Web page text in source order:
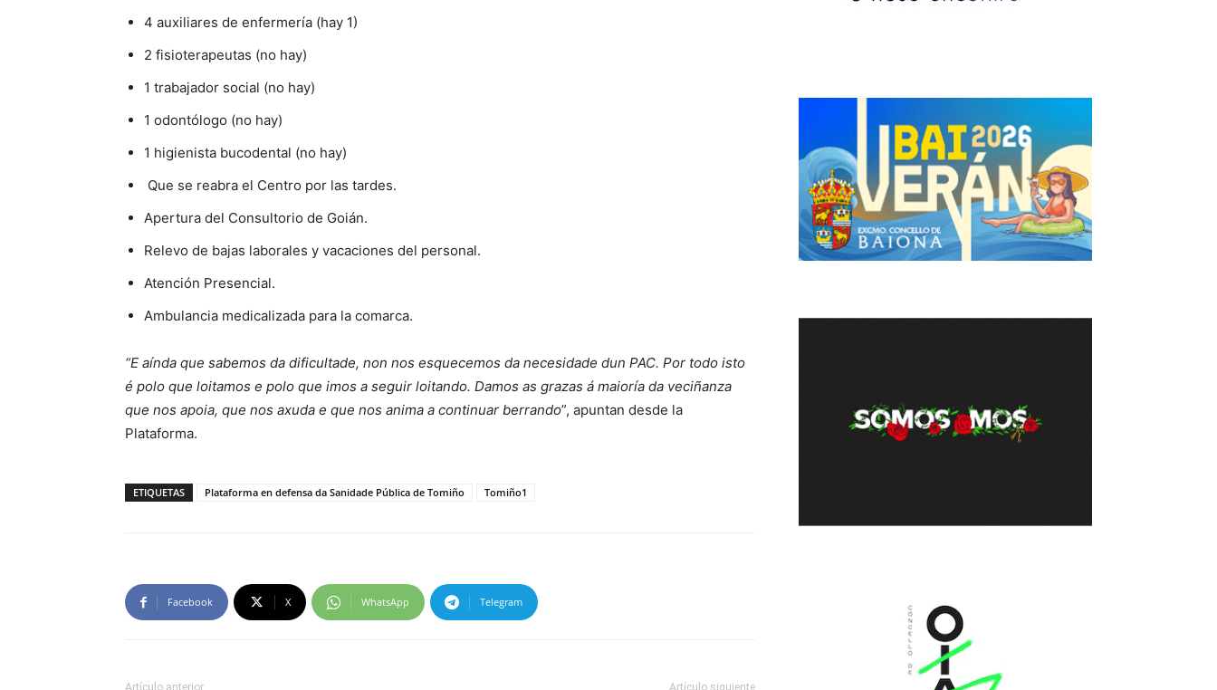
4 auxiliares de enfermería (hay 1)
2 fisioterapeutas (no hay)
1 trabajador social (no hay)
1 odontólogo (no hay)
1 higienista bucodental (no hay)
Que se reabra el Centro por las tardes.
Apertura del Consultorio de Goián.
Relevo de bajas laborales y vacaciones del personal.
Atención Presencial.
Ambulancia medicalizada para la comarca.
“E aínda que sabemos da dificultade, non nos esquecemos da necesidade dun PAC. Por todo isto
é polo que loitamos e polo que imos a seguir loitando. Damos as grazas á maioría da veciñanza
que nos apoia, que nos axuda e que nos anima a continuar berrando”, apuntan desde la
Plataforma.
ETIQUETAS Plataforma en defensa da Sanidade Pública de Tomiño Tomiño1
Facebook X WhatsApp Telegram
Artículo anterior Artículo siguiente